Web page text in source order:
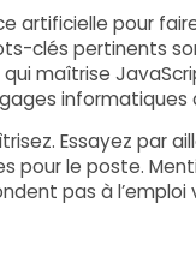
artificielle pour
clés pertinents
maîtrise
informatiques
Essayez par
pour le poste.
pas à l’emploi